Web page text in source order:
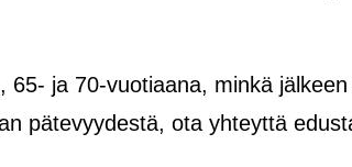
ja 70-vuotiaana, minkä
pätevyydestä, ota yhteyttä